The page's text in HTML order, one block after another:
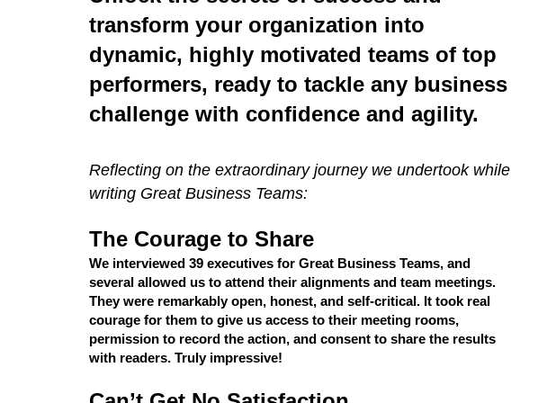
transform your organization into
dynamic, highly motivated teams of top
performers, ready to tackle any business
challenge with confidence and agility.
​Reflecting on the extraordinary journey we undertook while
writing Great Business Teams:
The Courage to Share
We interviewed 39 executives for Great Business Teams, and
several allowed us to attend their alignments and team meetings.
They were remarkably open, honest, and self-critical. It took real
courage for them to give us access to their meeting rooms,
permission to record the action, and consent to share the results
with readers. Truly impressive!